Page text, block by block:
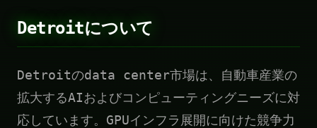
Detroitについて
Detroitのdata center市場は、自動車産業の
拡大するAIおよびコンピューティングニーズに対
応しています。GPUインフラ展開に向けた競争力